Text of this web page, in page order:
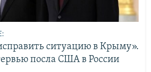
ситуацию в Крыму».
посла США в России